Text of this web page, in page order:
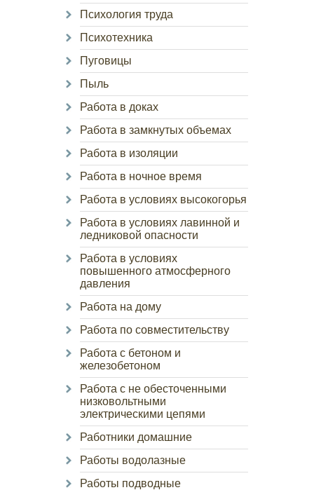
Психология труда
Психотехника
Пуговицы
Пыль
Работа в доках
Работа в замкнутых объемах
Работа в изоляции
Работа в ночное время
Работа в условиях высокогорья
Работа в условиях лавинной и
ледниковой опасности
Работа в условиях
повышенного атмосферного
давления
Работа на дому
Работа по совместительству
Работа с бетоном и
железобетоном
Работа с не обесточенными
низковольтными
электрическими цепями
Работники домашние
Работы водолазные
Работы подводные